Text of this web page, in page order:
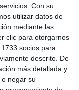
Con su
utilizar datos de
mediante las
clic para otorgarnos
socios para
descrito. De
más detallada y
negar su
de sus redes
en una
de temporada,
de Nervión
División de Honor.